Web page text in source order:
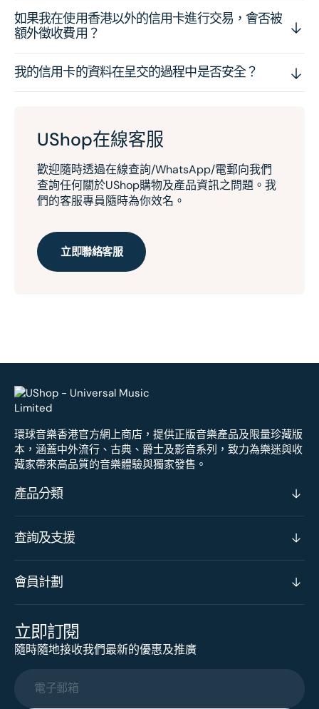
如果我在使用香港以外的信用卡進行交易，會否被
額外徵收費用？
我的信用卡的資料在呈交的過程中是否安全？
UShop在線客服
歡迎隨時透過在線查詢/WhatsApp/電郵向我們
查詢任何關於UShop購物及產品資訊之問題。我
們的客服專員隨時為你效名。
立即聯絡客服
環球音樂香港官方網上商店，提供正版音樂產品及限量珍藏版
本，涵蓋中外流行、古典、爵士及影音系列，致力為樂迷與收
藏家帶來高品質的音樂體驗與獨家發售。
產品分類
查詢及支援
會員計劃
立即訂閱
隨時隨地接收我們最新的優惠及推廣
電子郵箱